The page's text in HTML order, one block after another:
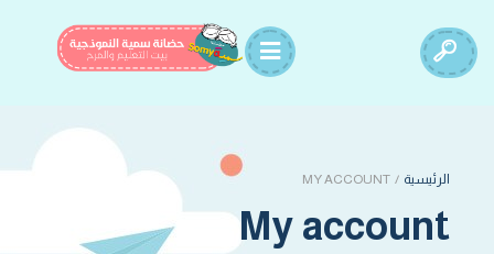
الرئيسية /
MY ACCOUNT
My account